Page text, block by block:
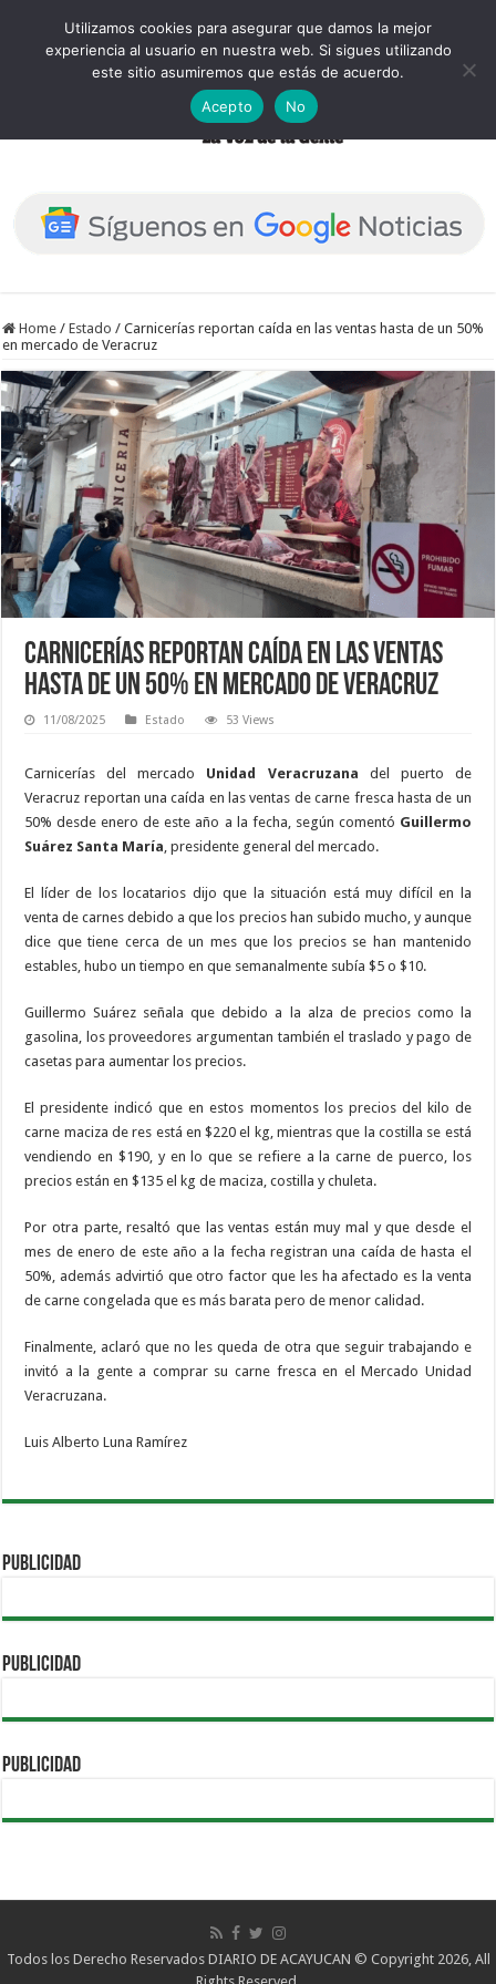
Home / Estado / Carnicerías reportan caída en las ventas hasta de un 50%
en mercado de Veracruz
Carnicerías reportan caída en las ventas
hasta de un 50% en mercado de Veracruz
11/08/2025 Estado 53 Views
Carnicerías del mercado Unidad Veracruzana del puerto de
Veracruz reportan una caída en las ventas de carne fresca hasta de un
50% desde enero de este año a la fecha, según comentó Guillermo
Suárez Santa María , presidente general del mercado.
El líder de los locatarios dijo que la situación está muy difícil en la
venta de carnes debido a que los precios han subido mucho, y aunque
dice que tiene cerca de un mes que los precios se han mantenido
estables, hubo un tiempo en que semanalmente subía $5 o $10.
Guillermo Suárez señala que debido a la alza de precios como la
gasolina, los proveedores argumentan también el traslado y pago de
casetas para aumentar los precios.
El presidente indicó que en estos momentos los precios del kilo de
carne maciza de res está en $220 el kg, mientras que la costilla se está
vendiendo en $190, y en lo que se refiere a la carne de puerco, los
precios están en $135 el kg de maciza, costilla y chuleta.
Por otra parte, resaltó que las ventas están muy mal y que desde el
mes de enero de este año a la fecha registran una caída de hasta el
50%, además advirtió que otro factor que les ha afectado es la venta
de carne congelada que es más barata pero de menor calidad.
Finalmente, aclaró que no les queda de otra que seguir trabajando e
invitó a la gente a comprar su carne fresca en el Mercado Unidad
Veracruzana.
Luis Alberto Luna Ramírez
PUBLICIDAD
PUBLICIDAD
PUBLICIDAD
Todos los Derecho Reservados DIARIO DE ACAYUCAN © Copyright 2026, All
Utilizamos cookies para asegurar que damos la mejor
experiencia al usuario en nuestra web. Si sigues utilizando
este sitio asumiremos que estás de acuerdo.
Acepto
No